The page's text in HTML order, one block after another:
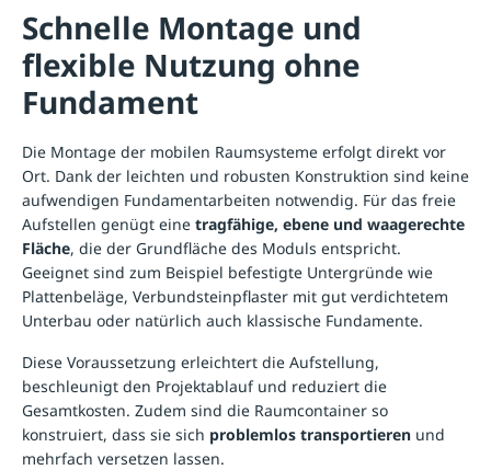
Schnelle Montage und
flexible Nutzung ohne
Fundament
Die Montage der mobilen Raumsysteme erfolgt direkt vor
Ort. Dank der leichten und robusten Konstruktion sind keine
aufwendigen Fundamentarbeiten notwendig. Für das freie
Aufstellen genügt eine tragfähige, ebene und waagerechte
Fläche, die der Grundfläche des Moduls entspricht.
Geeignet sind zum Beispiel befestigte Untergründe wie
Plattenbeläge, Verbundsteinpflaster mit gut verdichtetem
Unterbau oder natürlich auch klassische Fundamente.
Diese Voraussetzung erleichtert die Aufstellung,
beschleunigt den Projektablauf und reduziert die
Gesamtkosten. Zudem sind die Raumcontainer so
konstruiert, dass sie sich problemlos transportieren und
mehrfach versetzen lassen.